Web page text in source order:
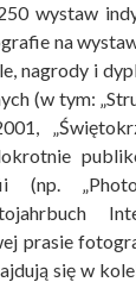
wystaw
na
nagrody i
(w tym:
(np.
prasie
się w